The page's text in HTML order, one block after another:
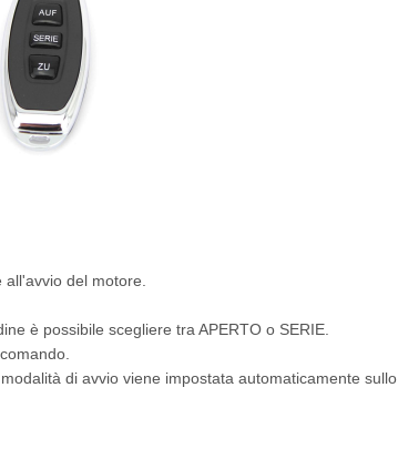
all'avvio del motore.
è possibile scegliere tra APERTO o SERIE.
di avvio viene impostata automaticamente